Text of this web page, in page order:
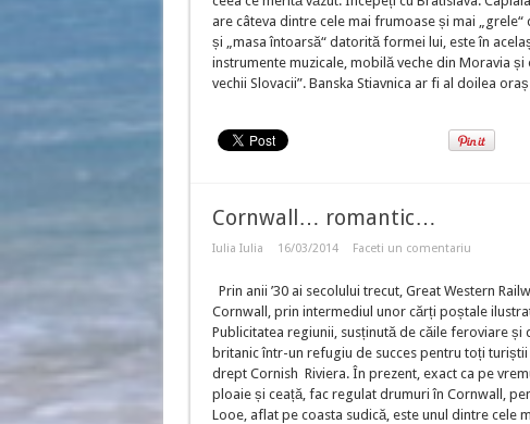
are câteva dintre cele mai frumoase și mai
și „masa întoarsă“ datorită formei lui, este în
instrumente muzicale, mobilă veche din Moravia
vechii Slovacii”. Banska Stiavnica ar fi al doilea oraș
Cornwall… romantic…
Iulia Iulia 16/03/2014 Faceti un comentariu
Prin anii ’30 ai secolului trecut, Great Western
Cornwall, prin intermediul unor cărți poștale
Publicitatea regiunii, susținută de căile feroviare
britanic într-un refugiu de succes pentru toți
drept Cornish Riviera. În prezent, exact ca pe
ploaie și ceață, fac regulat drumuri în Cornwall,
Looe, aflat pe coasta sudică, este unul dintre cele